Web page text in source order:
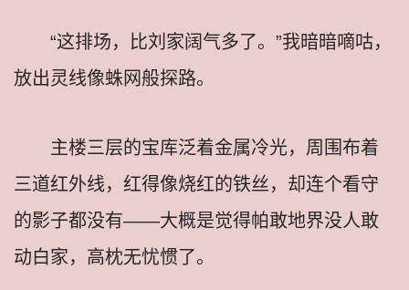
“这排场，比刘家阔气多了。”我暗暗嘀咕，
放出灵线像蛛网般探路。
主楼三层的宝库泛着金属冷光，周围布着
三道红外线，红得像烧红的铁丝，却连个看守
的影子都没有——大概是觉得帕敢地界没人敢
动白家，高枕无忧惯了。